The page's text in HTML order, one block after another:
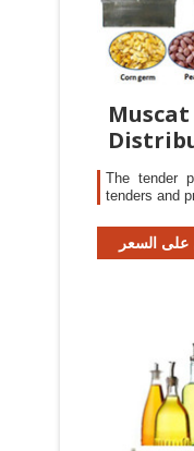
The tender
tenders and
السعر